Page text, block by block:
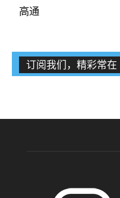
高通
订阅我们，精彩常在